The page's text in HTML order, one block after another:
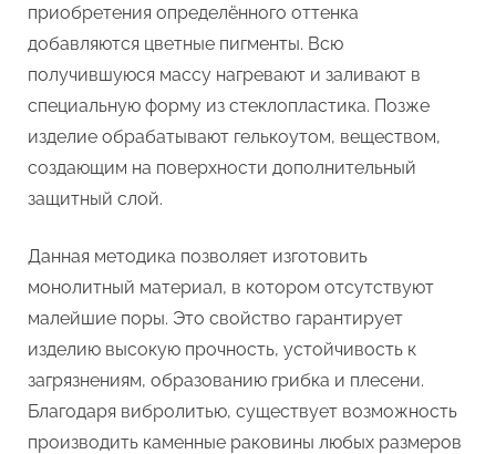
приобретения определённого оттенка
добавляются цветные пигменты. Всю
получившуюся массу нагревают и заливают в
специальную форму из стеклопластика. Позже
изделие обрабатывают гелькоутом, веществом,
создающим на поверхности дополнительный
защитный слой.
Данная методика позволяет изготовить
монолитный материал, в котором отсутствуют
малейшие поры. Это свойство гарантирует
изделию высокую прочность, устойчивость к
загрязнениям, образованию грибка и плесени.
Благодаря вибролитью, существует возможность
производить каменные раковины любых размеров